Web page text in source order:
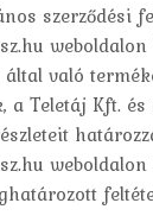
szerződési
által való
a Teletáj Kft.